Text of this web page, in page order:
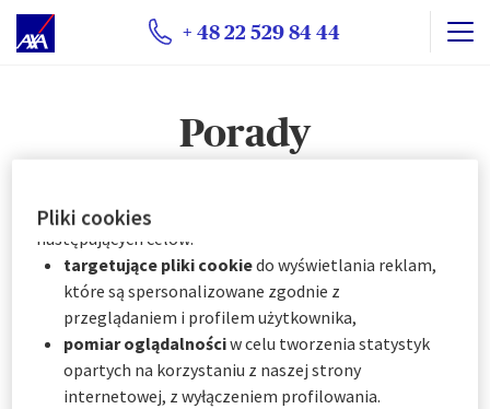
+ 48 22 529 84 44
Porady
Porady
21. 07. 2026
Wakacje z dziećmi – rozszerzony zakres ochrony dla
najmłodszych
14. 07. 2026
Pliki cookies
plików cookie:
preferencji plików cookie" dostępne w stopce
AXA Partners wykorzystuje pliki cookie do
następujących celów:
targetujące pliki cookiedo wyświetlania reklam,
które są spersonalizowane zgodnie z
przeglądaniem i profilem użytkownika,
pomiar oglądalnościw celu tworzenia statystyk
opartych na korzystaniu z naszej strony
internetowej, z wyłączeniem profilowania.